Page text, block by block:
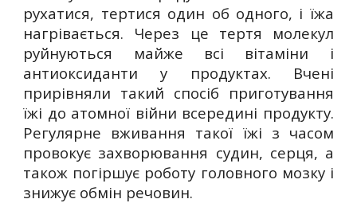
рухатися, тертися один об одного, і їжа
нагрівається. Через це тертя молекул
руйнуються майже всі вітаміни і
антиоксиданти у продуктах. Вчені
прирівняли такий спосіб приготування
їжі до атомної війни всередині продукту.
Регулярне вживання такої їжі з часом
провокує захворювання судин, серця, а
також погіршує роботу головного мозку і
знижує обмін речовин.